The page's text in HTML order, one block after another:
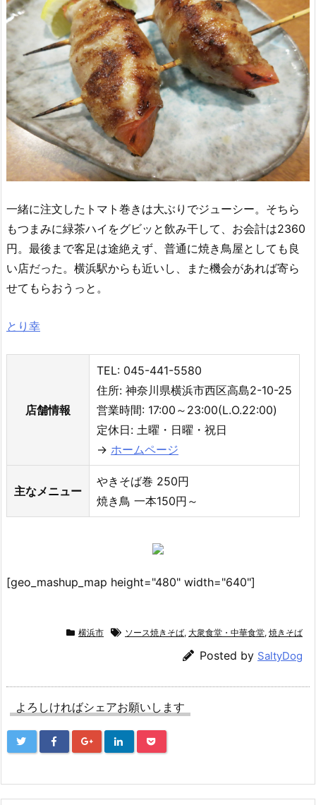
一緒に注文したトマト巻きは大ぶりでジューシー。そちら
もつまみに緑茶ハイをグビッと飲み干して、お会計は2360
円。最後まで客足は途絶えず、普通に焼き鳥屋としても良
い店だった。横浜駅からも近いし、また機会があれば寄ら
せてもらおうっと。
とり幸
店舗情報
TEL: 045-441-5580
住所: 神奈川県横浜市西区高島2-10-25
営業時間: 17:00～23:00(L.O.22:00)
定休日: 土曜・日曜・祝日
→ ホームページ
主なメニュー
やきそば巻 250円
焼き鳥 一本150円～
[geo_mashup_map height="480" width="640"]
横浜市 ソース焼きそば, 大衆食堂・中華食堂, 焼きそば
Posted by SaltyDog
よろしければシェアお願いします